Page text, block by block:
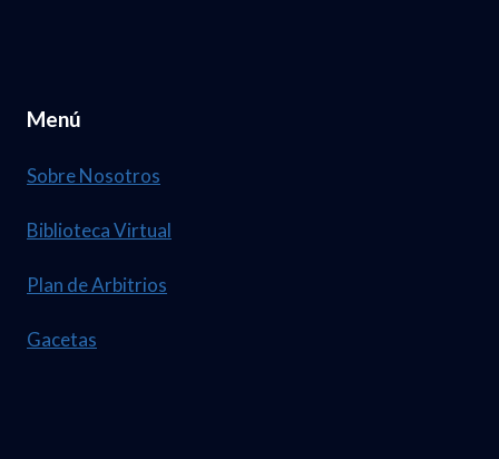
Menú
Sobre Nosotros
Biblioteca Virtual
Plan de Arbitrios
Gacetas